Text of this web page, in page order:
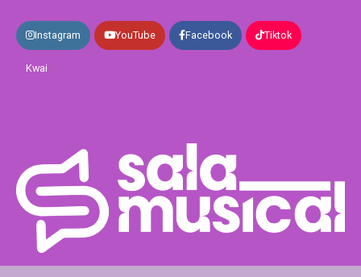
Instagram YouTube Facebook Tiktok
Kwai